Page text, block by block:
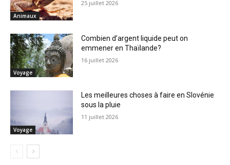
Animaux
25 juillet 2026
Voyage
Combien d’argent liquide peut on
emmener en Thaïlande?
16 juillet 2026
Voyage
Les meilleures choses à faire en Slovénie
sous la pluie
11 juillet 2026